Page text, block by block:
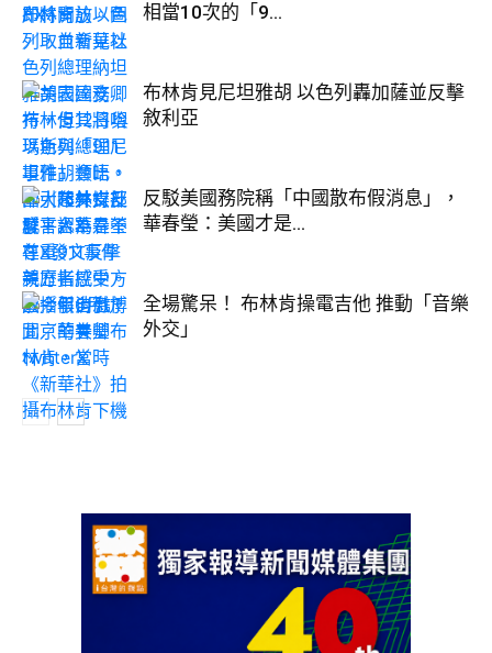
相當10次的「9...
布林肯見尼坦雅胡 以色列轟加薩並反擊
敘利亞
反駁美國務院稱「中國散布假消息」，
華春瑩：美國才是...
全場驚呆！ 布林肯操電吉他 推動「音樂
外交」